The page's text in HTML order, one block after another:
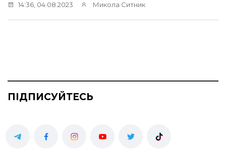
14:36, 04.08.2023 Микола Ситник
ПІДПИСУЙТЕСЬ